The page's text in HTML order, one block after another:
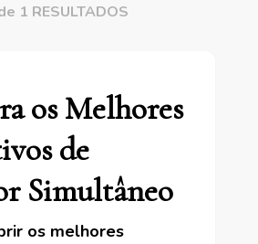
1 RESULTADOS
os Melhores
de
Simultâneo
os melhores